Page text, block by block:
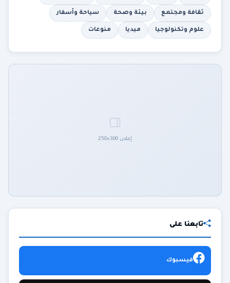
ثقافة ومجتمع بيئة وصحة سياحة وأسفار
علوم وتكنولوجيا ميديا منوعات
إعلان 300×250
تابعنا على
فيسبوك